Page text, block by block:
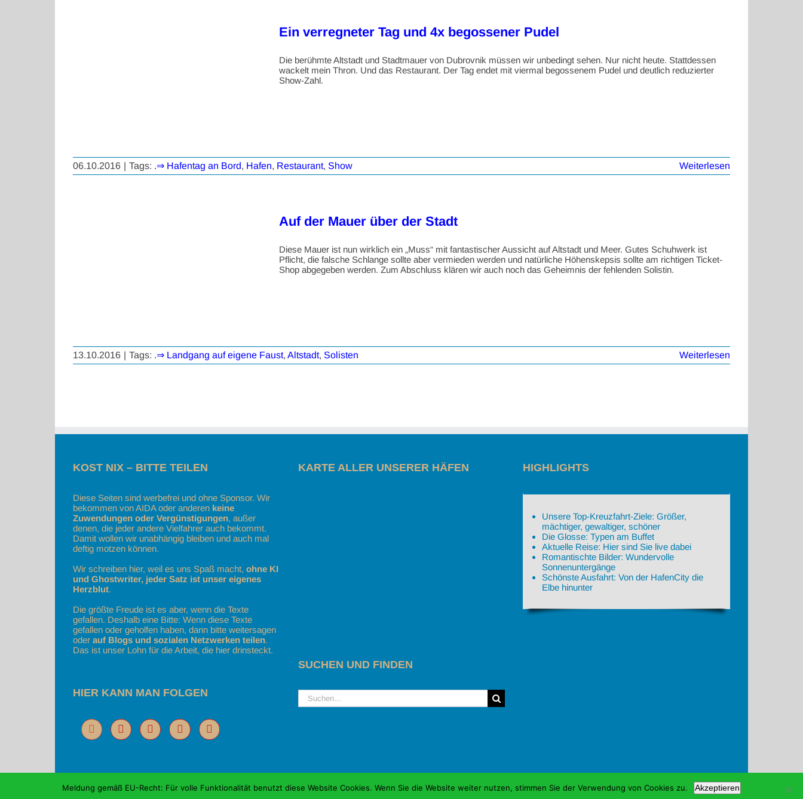
Ein verregneter Tag und 4x begossener Pudel
Die berühmte Altstadt und Stadtmauer von Dubrovnik müssen wir unbedingt sehen. Nur nicht heute. Stattdessen
wackelt mein Thron. Und das Restaurant. Der Tag endet mit viermal begossenem Pudel und deutlich reduzierter
Show-Zahl.
06.10.2016 | Tags: .⇒ Hafentag an Bord, Hafen, Restaurant, Show Weiterlesen
Auf der Mauer über der Stadt
Diese Mauer ist nun wirklich ein „Muss“ mit fantastischer Aussicht auf Altstadt und Meer. Gutes Schuhwerk ist
Pflicht, die falsche Schlange sollte aber vermieden werden und natürliche Höhenskepsis sollte am richtigen Ticket-
Shop abgegeben werden. Zum Abschluss klären wir auch noch das Geheimnis der fehlenden Solistin.
13.10.2016 | Tags: .⇒ Landgang auf eigene Faust, Altstadt, Solisten Weiterlesen
KOST NIX – BITTE TEILEN
Diese Seiten sind werbefrei und ohne Sponsor. Wir
bekommen von AIDA oder anderen keine
Zuwendungen oder Vergünstigungen, außer
denen, die jeder andere Vielfahrer auch bekommt.
Damit wollen wir unabhängig bleiben und auch mal
deftig motzen können.
Wir schreiben hier, weil es uns Spaß macht, ohne KI
und Ghostwriter, jeder Satz ist unser eigenes
Herzblut.
Die größte Freude ist es aber, wenn die Texte
gefallen. Deshalb eine Bitte: Wenn diese Texte
gefallen oder geholfen haben, dann bitte weitersagen
oder auf Blogs und sozialen Netzwerken teilen.
Das ist unser Lohn für die Arbeit, die hier drinsteckt.
HIER KANN MAN FOLGEN
KARTE ALLER UNSERER HÄFEN
SUCHEN UND FINDEN
Suche
nach:
HIGHLIGHTS
Unsere Top-Kreuzfahrt-Ziele: Größer,
mächtiger, gewaltiger, schöner
Die Glosse: Typen am Buffet
Aktuelle Reise: Hier sind Sie live dabei
Romantischte Bilder: Wundervolle
Sonnenuntergänge
Schönste Ausfahrt: Von der HafenCity die
Elbe hinunter
Copyright Susanne und Wolfgang Schulz | Schulz auf Kreuzfahrt | Unsere ganz privaten Reiseberichte |Impressum & Datenschutz
Meldung gemäß EU-Recht: Für volle Funktionalität benutzt diese Website Cookies. Wenn Sie die Website weiter nutzen, stimmen Sie der Verwendung von Cookies zu. Akzeptieren